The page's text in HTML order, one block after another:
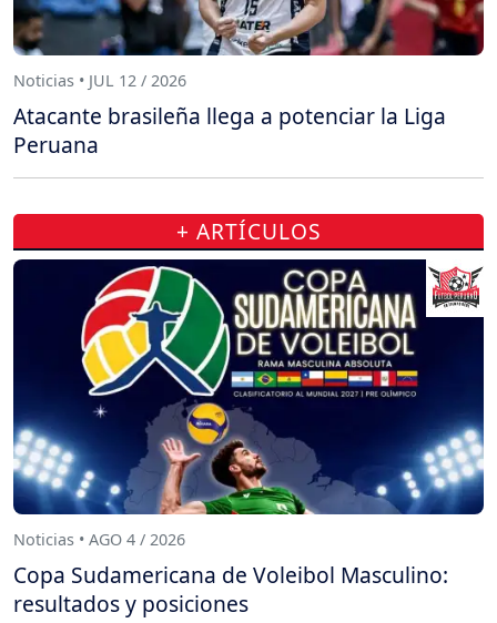
Noticias • JUL 12 / 2026
Atacante brasileña llega a potenciar la Liga
Peruana
+ ARTÍCULOS
Noticias • AGO 4 / 2026
Copa Sudamericana de Voleibol Masculino:
resultados y posiciones